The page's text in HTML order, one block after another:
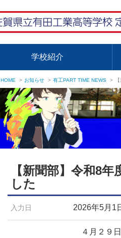
学校紹介
HOME > お知らせ > 有工PART TIME NEWS >
【新聞部】令和8
した
入力日 2026年5月1
４月２９日